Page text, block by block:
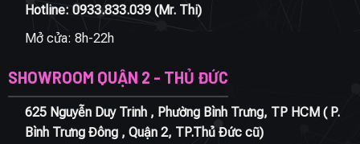
Hotline: 0933.833.039(Mr. Thi)
Mở cửa: 8h-22h
SHOWROOM QUẬN 2 - THỦ ĐỨC
625 Nguyễn Duy Trinh , Phường Bình Trưng, TP HCM ( P.
Bình Trưng Đông , Quận 2, TP.Thủ Đức cũ)